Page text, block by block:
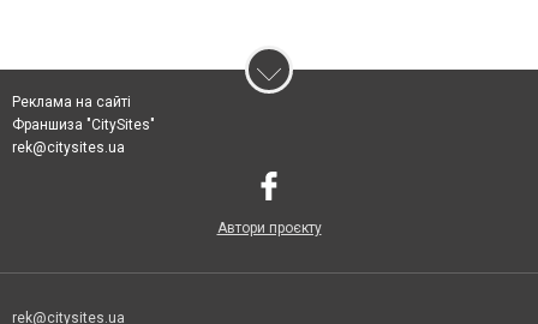
Реклама на сайті
Франшиза "CitySites"
rek@citysites.ua
Автори проєкту
rek@citysites.ua